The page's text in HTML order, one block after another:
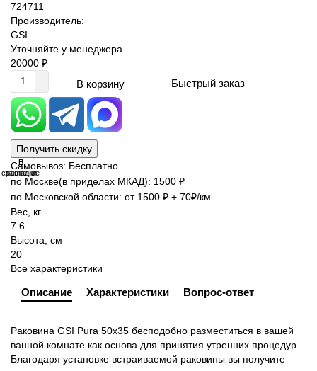
724711
Производитель:
GSI
Уточняйте у менеджера
20000 ₽
В корзину Быстрый заказ
Получить скидку
В
закладки
В
сравнение
Самовывоз: Бесплатно
по Москве(в приделах МКАД): 1500 ₽
по Московской области: от 1500 ₽ + 70₽/км
Вес, кг
7.6
Высота, см
20
Все характеристики
Описание Характеристики Вопрос-ответ
Раковина GSI Pura 50x35 бесподобно разместиться в вашей
ванной комнате как основа для принятия утренних процедур.
Благодаря установке встраиваемой раковины вы получите